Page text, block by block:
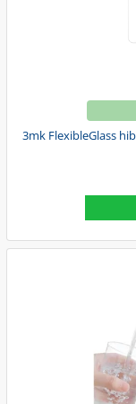
3mk FlexibleGlass